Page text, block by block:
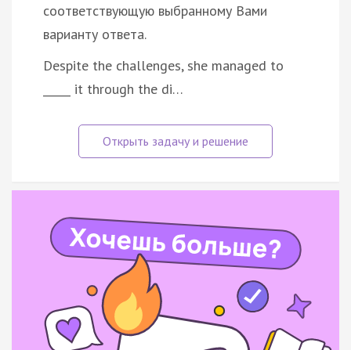
соответствующую выбранному Вами
варианту ответа.
Despite the challenges, she managed to
_____ it through the di…